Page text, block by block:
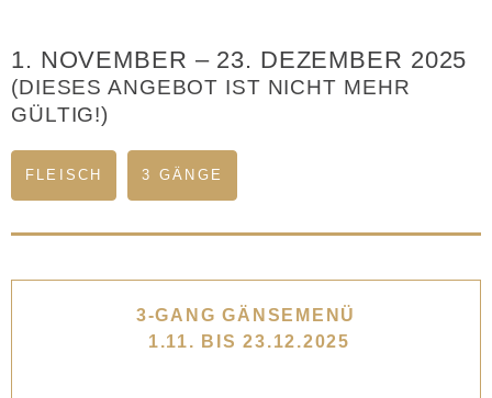
1. NOVEMBER – 23. DEZEMBER 2025
(DIESES ANGEBOT IST NICHT MEHR
GÜLTIG!)
FLEISCH 3 GÄNGE
3-GANG GÄNSEMENÜ
1.11. BIS 23.12.2025